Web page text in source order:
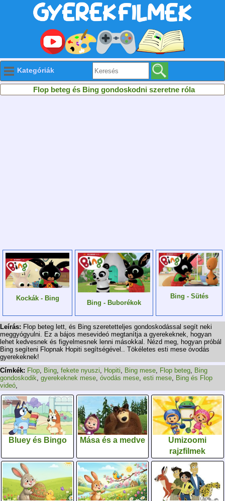
Kategóriák
Flop beteg és Bing gondoskodni szeretne róla
Kockák - Bing
Bing - Buborékok
Bing - Sütés
Leírás: Flop beteg lett, és Bing szeretetteljes gondoskodással segít neki
meggyógyulni. Ez a bájos mesevideó megtanítja a gyerekeknek, hogyan
lehet kedvesnek és figyelmesnek lenni másokkal. Nézd meg, hogyan próbál
Bing segíteni Flopnak Hopiti segítségével.. Tökéletes esti mese óvodás
gyerekeknek!
Címkék: Flop, Bing, fekete nyuszi, Hopiti, Bing mese, Flop beteg, Bing
gondoskodik, gyerekeknek mese, óvodás mese, esti mese, Bing és Flop
videó,
Bluey és Bingo Mása és a medve
Umizoomi
rajzfilmek